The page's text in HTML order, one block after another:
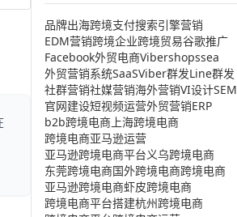
品牌出海跨境支付搜索引擎营销
EDM营销跨境企业跨境贸易谷歌推广
Facebook外贸电商Vibershopssea
外贸营销系统SaaSViber群发Line群发
社群营销社媒营销海外营销VI设计SEM
官网建设短视频运营外贸营销ERP
b2b跨境电商 上海跨境电商
跨境电商亚马逊运营
亚马逊跨境电商平台义乌跨境电商
东莞跨境电商国外跨境电商跨境电商
亚马逊跨境电商虾皮跨境电商
跨境电商平台搭建杭州跨境电商